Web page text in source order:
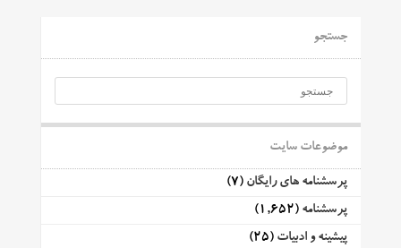
جستجو
موضوعات سایت
پرسشنامه های رایگان (7)
پرسشنامه (1,652)
پیشینه و ادبیات (25)